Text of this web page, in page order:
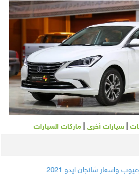
| سيارات أخرى| ماركات السيارات
واسعار شانجان ايدو 2021